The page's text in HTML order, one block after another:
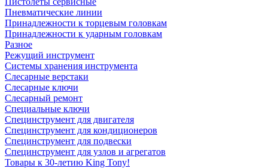
Пневматические линии
Принадлежности к торцевым головкам
Принадлежности к ударным головкам
Разное
Режущий инструмент
Системы хранения инструмента
Слесарные верстаки
Слесарные ключи
Слесарный ремонт
Специальные ключи
Специнструмент для двигателя
Специнструмент для кондиционеров
Специнструмент для подвески
Специнструмент для узлов и агрегатов
Товары к 30-летию King Tony!